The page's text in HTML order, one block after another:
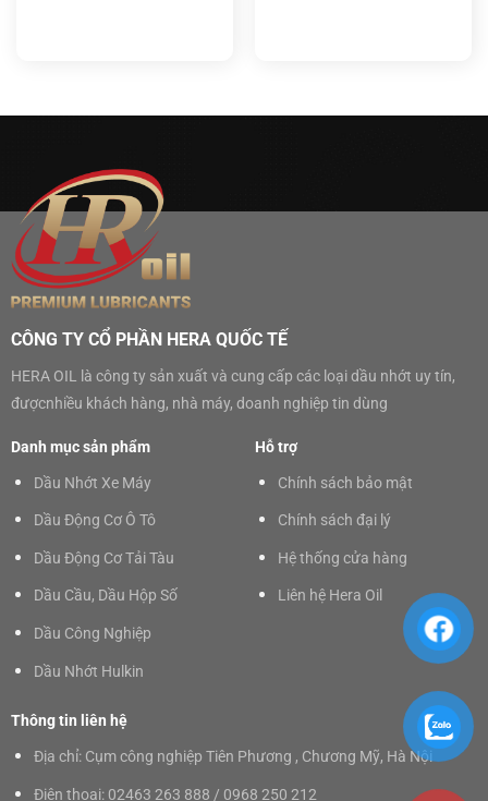
CÔNG TY CỔ PHẦN HERA QUỐC TẾ
HERA OIL là công ty sản xuất và cung cấp các loại dầu nhớt uy tín,
đượcnhiều khách hàng, nhà máy, doanh nghiệp tin dùng
Danh mục sản phẩm
Dầu Nhớt Xe Máy
Dầu Động Cơ Ô Tô
Dầu Động Cơ Tải Tàu
Dầu Cầu, Dầu Hộp Số
Dầu Công Nghiệp
Dầu Nhớt Hulkin
Hỗ trợ
Chính sách bảo mật
Chính sách đại lý
Hệ thống cửa hàng
Liên hệ Hera Oil
Thông tin liên hệ
Địa chỉ: Cụm công nghiệp Tiên Phương , Chương Mỹ, Hà Nội
Điện thoại: 02463 263 888 / 0968 250 212